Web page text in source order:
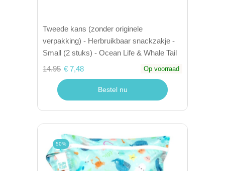
Tweede kans (zonder originele
verpakking) - Herbruikbaar snackzakje -
Small (2 stuks) - Ocean Life & Whale Tail
14.95 € 7,48 Op voorraad
Bestel nu
50%